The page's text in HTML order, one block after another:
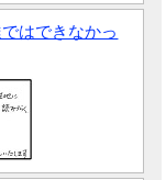
はできなかっ